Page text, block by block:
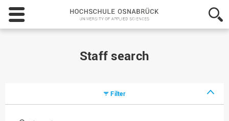
Hochschule
Osnabrück
-
Staff search
Filter